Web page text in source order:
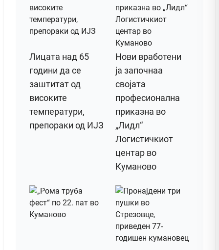
Лицата над 65
години да се
заштитат од
високите
температури,
препораки од ИЈЗ
Нови вработени
ја започнаа
својата
професионална
приказна во
„Лидл“
Логистичкиот
центар во
Куманово